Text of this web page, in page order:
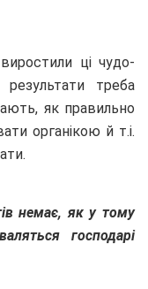
ці чудо-
треба
як правильно
органікою й т.і.
немає, як у тому
господарі